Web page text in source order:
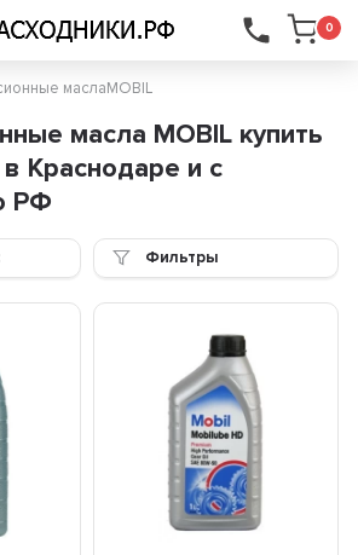
0
...
маслаMOBIL
масла MOBIL купить
Краснодаре и с
РФ
Фильтры